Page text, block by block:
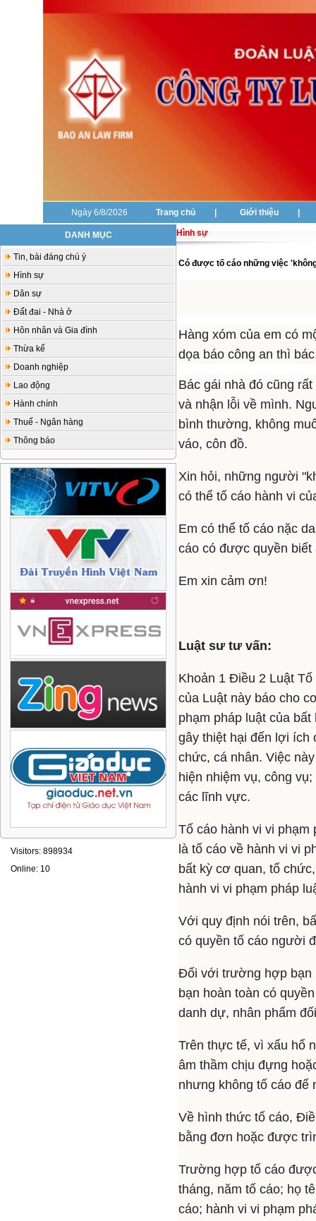
Ngày 6/8/2026 Trang chủ Giới thiệu
DANH MỤC
Tin, bài đáng chú ý
Hình sự
Dân sự
Đất đai - Nhà ở
Hôn nhân và Gia đình
Thừa kế
Doanh nghiệp
Lao động
Hành chính
Thuế - Ngân hàng
Thông báo
Visitors: 898934
Online: 10
Hình sự
Có được tố cáo những việc
Hàng xóm của em có
dọa báo công an thì
Bác gái nhà đó cũng
và nhận lỗi về mình.
bình thường, không
váo, côn đồ.
Xin hỏi, những người
có thể tố cáo hành vi
Em có thể tố cáo nặc
cáo có được quyền
Em xin cảm ơn!
Luật sư tư vấn:
Khoản 1 Điều 2 Luật
của Luật này báo cho
phạm pháp luật của
gây thiệt hại đến lợi ích
chức, cá nhân. Việc
hiện nhiệm vụ, công
các lĩnh vực.
Tố cáo hành vi vi
là tố cáo về hành vi vi
bất kỳ cơ quan, tổ
hành vi vi phạm pháp
Với quy định nói trên,
có quyền tố cáo người
Đối với trường hợp bạn
bạn hoàn toàn có
danh dự, nhân phẩm
Trên thực tế, vì xấu hổ
âm thầm chịu đựng
nhưng không tố cáo để
Về hình thức tố cáo,
bằng đơn hoặc được
Trường hợp tố cáo
tháng, năm tố cáo; họ
cáo; hành vi vi phạm